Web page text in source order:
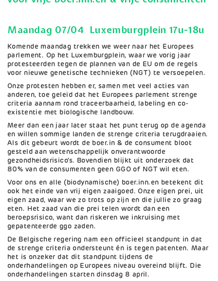
Maandag 07/04 Luxemburgplein 17u-18u
Komende maandag trekken we weer naar het Europees
parlement. Op het Luxemburgplein, waar we vorig jaar
protesteerden tegen de plannen van de EU om de regels
voor nieuwe genetische technieken (NGT) te versoepelen.
Onze protesten hebben er, samen met veel acties van
anderen, toe geleid dat het Europees parlement strenge
criteria aannam rond traceerbaarheid, labeling en co-
existentie met biologische landbouw.
Meer dan een jaar later staat het punt terug op de agenda
en willen sommige landen de strenge criteria terugdraaien.
Als dit gebeurt wordt de boer.in & de consument bloot
gesteld aan wetenschappelijk onverantwoorde
gezondheidsrisico's. Bovendien blijkt uit onderzoek dat
80% van de consumenten geen GGO of NGT wil eten.
Voor ons en alle (biodynamische) boer.inn.en betekent dit
ook het einde van vrij eigen zaaigoed. Onze eigen prei, uit
eigen zaad, waar we zo trots op zijn en die jullie zo graag
eten. Het zaad van die prei telen wordt dan een
beroepsrisico, want dan riskeren we inkruising met
gepatenteerde ggo zaden.
De Belgische regering nam een officieel standpunt in dat
de strenge criteria ondersteunt én is tegen patenten. Maar
het is onzeker dat dit standpunt tijdens de
onderhandelingen op Europees niveau overeind blijft. Die
onderhandelingen starten dinsdag 8 april.